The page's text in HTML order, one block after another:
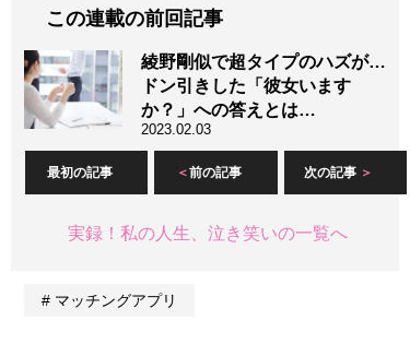
この連載の前回記事
綾野剛似で超タイプのハズが…
ドン引きした「彼女います
か？」への答えとは…
2023.02.03
最初の記事 前の記事 次の記事
実録！私の人生、泣き笑いの一覧へ
マッチングアプリ